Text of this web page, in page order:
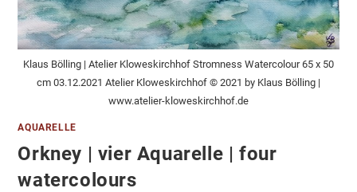
Klaus Bölling | Atelier Kloweskirchhof Stromness Watercolour 65 x 50
cm 03.12.2021 Atelier Kloweskirchhof © 2021 by Klaus Bölling |
www.atelier-kloweskirchhof.de
AQUARELLE
Orkney | vier Aquarelle | four
watercolours